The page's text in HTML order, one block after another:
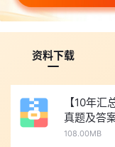
表方式。只有一个小
总的来说武汉大学
比较多，难度比较大
不用复试啦。这是非常
最后，武汉大学
职业能力倾向测试
资料下载
【10年
真题及答
108.00MB